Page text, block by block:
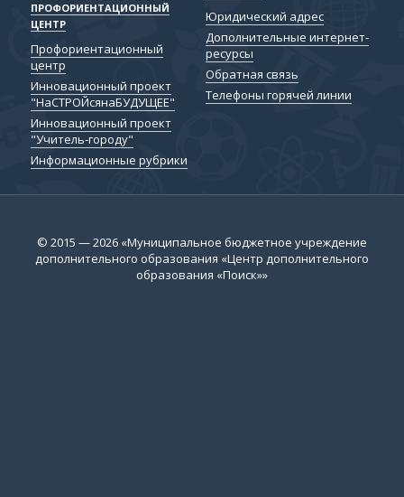
ПРОФОРИЕНТАЦИОННЫЙ
ЦЕНТР
Профориентационный
центр
Инновационный проект
"НаСТРОЙсянаБУДУЩЕЕ"
Инновационный проект
"Учитель-городу"
Информационные рубрики
Юридический адрес
Дополнительные интернет-
ресурсы
Обратная связь
Телефоны горячей линии
© 2015 — 2026 «Муниципальное бюджетное учреждение
дополнительного образования «Центр дополнительного
образования «Поиск»»